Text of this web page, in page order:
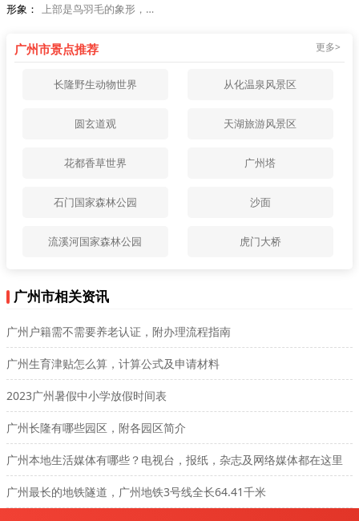
形象：
上部是鸟羽毛的象形，下部是声符
广州市景点推荐 更多>
长隆野生动物世界 从化温泉风景区
圆玄道观 天湖旅游风景区
花都香草世界 广州塔
石门国家森林公园 沙面
流溪河国家森林公园 虎门大桥
广州市相关资讯
广州户籍需不需要养老认证，附办理流程指南
广州生育津贴怎么算，计算公式及申请材料
2023广州暑假中小学放假时间表
广州长隆有哪些园区，附各园区简介
广州本地生活媒体有哪些？电视台，报纸，杂志及网络媒体都在这里
广州最长的地铁隧道，广州地铁3号线全长64.41千米